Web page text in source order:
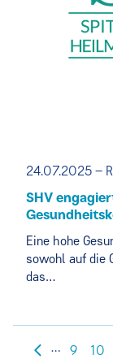
24.07.2025 –
SHV
Eine hohe
sowohl auf die
das…
… 9 10